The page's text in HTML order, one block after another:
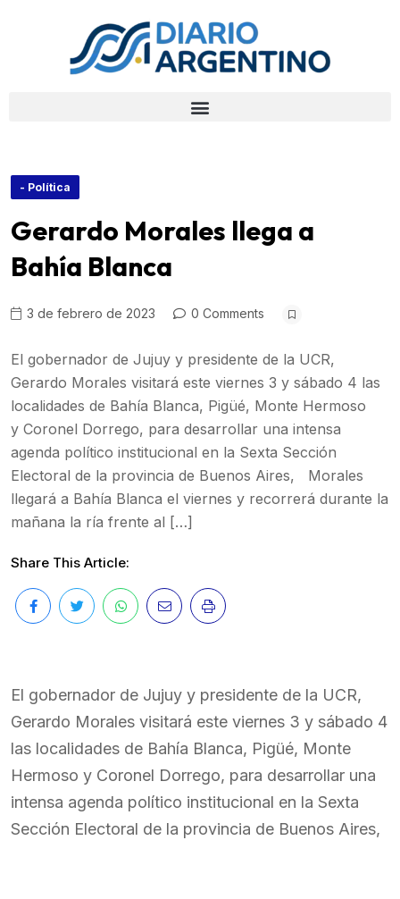
- Política
Gerardo Morales llega a
Bahía Blanca
3 de febrero de 2023 0 Comments
El gobernador de Jujuy y presidente de la UCR,
Gerardo Morales visitará este viernes 3 y sábado 4 las
localidades de Bahía Blanca, Pigüé, Monte Hermoso
y Coronel Dorrego, para desarrollar una intensa
agenda político institucional en la Sexta Sección
Electoral de la provincia de Buenos Aires, Morales
llegará a Bahía Blanca el viernes y recorrerá durante la
mañana la ría frente al […]
Share This Article:
El gobernador de Jujuy y presidente de la UCR,
Gerardo Morales visitará este viernes 3 y sábado 4
las localidades de Bahía Blanca, Pigüé, Monte
Hermoso y Coronel Dorrego, para desarrollar una
intensa agenda político institucional en la Sexta
Sección Electoral de la provincia de Buenos Aires,